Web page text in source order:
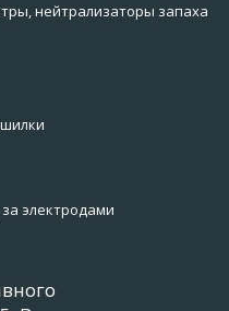
нейтрализаторы запаха
электродами